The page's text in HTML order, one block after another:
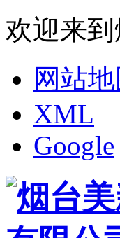
欢迎来
网站地
XML
Google